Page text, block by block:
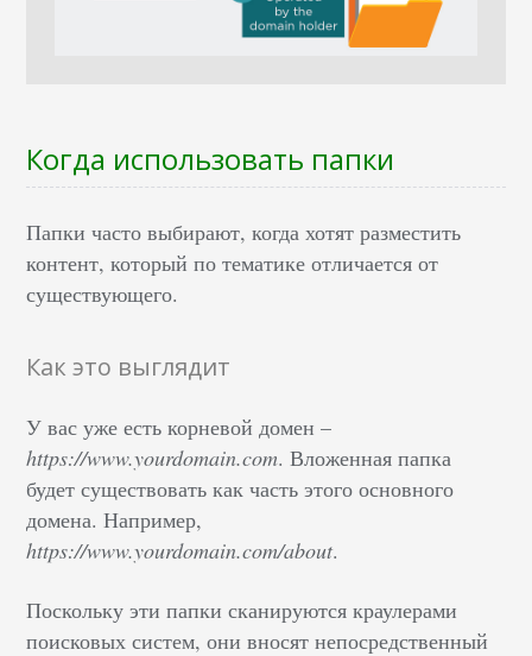
Когда использовать папки
Папки часто выбирают, когда хотят разместить
контент, который по тематике отличается от
существующего.
Как это выглядит
У вас уже есть корневой домен –
https://www.yourdomain.com. Вложенная папка
будет существовать как часть этого основного
домена. Например,
https://www.yourdomain.com/about.
Поскольку эти папки сканируются краулерами
поисковых систем, они вносят непосредственный